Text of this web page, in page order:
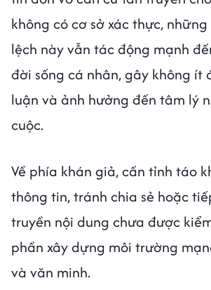
không có cơ sở xác thực,
lệch này vẫn tác động mạnh
đời sống cá nhân, gây không
luận và ảnh hưởng đến tâm lý
cuộc.
Về phía khán giả, cần tỉnh táo
thông tin, tránh chia sẻ hoặc
truyền nội dung chưa được
phần xây dựng môi trường
và văn minh.